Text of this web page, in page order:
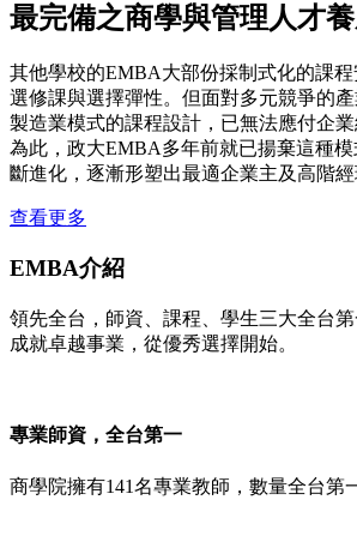
最完備之商學與管理人才
其他學校的EMBA大部份採制式化的課
選修課與選擇彈性。但面對多元競爭的
製造業模式的課程設計，已無法應付企業
為此，政大EMBA多年前就已揚棄這種
斷進化，逐漸形塑出最適企業主及高階經
查看更多
EMBA介紹
領先全台，師資、課程、學生三大全台第
成就卓越事業，從優秀選擇開始。
專業師資，全台第一
商學院擁有141名專業教師，數量全台第